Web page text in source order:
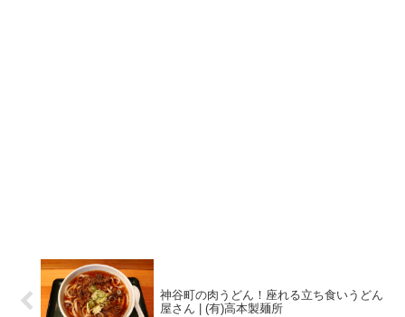
神谷町の肉うどん！座れる立ち食いうどん
屋さん | (有)高本製麺所